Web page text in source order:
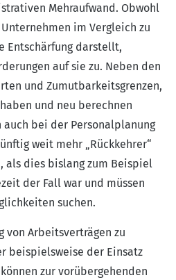
Mehraufwand. Obwohl
im Vergleich zu
Entschärfung darstellt,
auf sie zu. Neben den
und Zumutbarkeitsgrenzen,
und neu berechnen
auch bei der Personalplanung
weit mehr „Rückkehrer“
als dies bislang zum Beispiel
der Fall war und müssen
suchen.
von Arbeitsverträgen zu
beispielsweise der Einsatz
zur vorübergehenden